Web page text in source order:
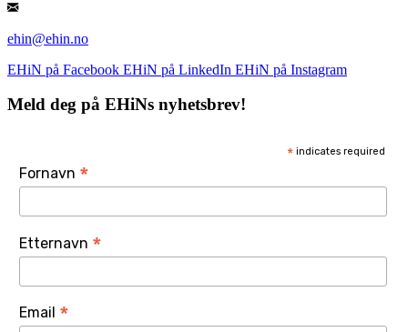
ehin@ehin.no
EHiN på Facebook EHiN på LinkedIn EHiN på Instagram
Meld deg på EHiNs nyhetsbrev!
* indicates required
Fornavn *
Etternavn *
Email *